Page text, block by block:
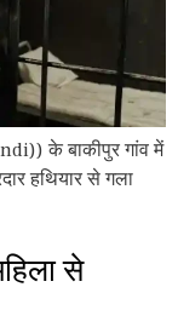
के बाकीपुर गांव में
हथियार से गला
से